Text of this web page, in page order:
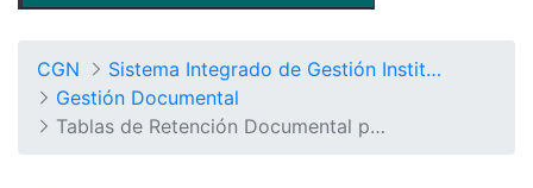
CGN
Sistema Integrado de Gestión Institucional
Gestión Documental
Tablas de Retención Documental por Procesos